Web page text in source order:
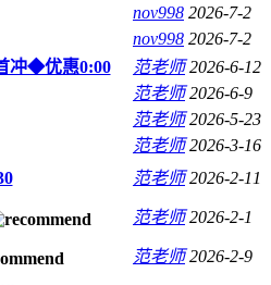
nov998 2026-7-2
nov998 2026-7-2
冲◆优惠0:00
范老师 2026-6-12
范老师 2026-6-9
范老师 2026-5-23
范老师 2026-3-16
范老师 2026-2-11
范老师 2026-2-1
范老师 2026-2-9